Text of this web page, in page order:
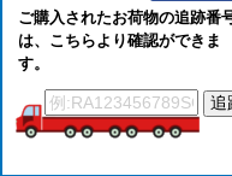
ご購入されたお荷物の追跡番
は、こちらより確認ができま
す。